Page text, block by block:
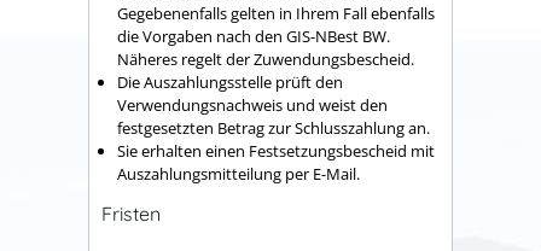
Gegebenenfalls gelten in Ihrem Fall ebenfalls
die Vorgaben nach den GIS-NBest BW.
Näheres regelt der Zuwendungsbescheid.
Die Auszahlungsstelle prüft den
Verwendungsnachweis und weist den
festgesetzten Betrag zur Schlusszahlung an.
Sie erhalten einen Festsetzungsbescheid mit
Auszahlungsmitteilung per E-Mail.
Fristen